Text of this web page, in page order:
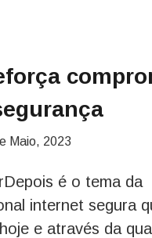
Maio, 2023
é o tema da
internet segura
e através da